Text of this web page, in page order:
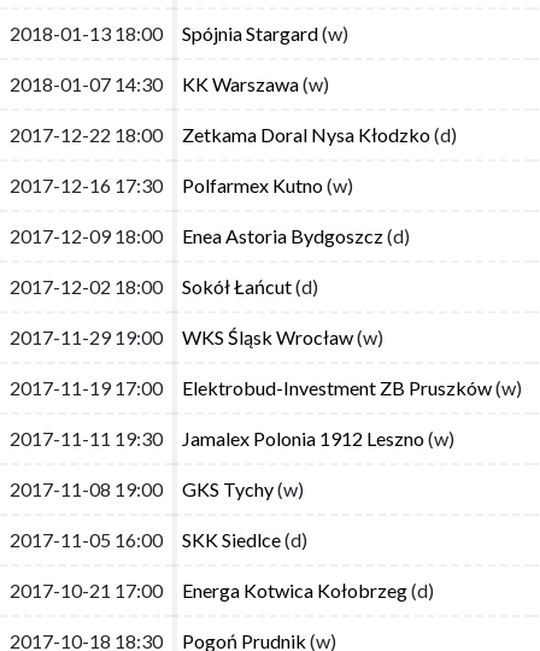
2018-01-13 18:00 Spójnia Stargard(w)
2018-01-07 14:30 KK Warszawa(w)
2017-12-22 18:00 Zetkama Doral Nysa Kłodzko(d)
2017-12-16 17:30 Polfarmex Kutno(w)
2017-12-09 18:00 Enea Astoria Bydgoszcz(d)
2017-12-02 18:00 Sokół Łańcut(d)
2017-11-29 19:00 WKS Śląsk Wrocław(w)
2017-11-19 17:00 Elektrobud-Investment ZB Pruszków(w)
2017-11-11 19:30 Jamalex Polonia 1912 Leszno(w)
2017-11-08 19:00 GKS Tychy(w)
2017-11-05 16:00 SKK Siedlce(d)
2017-10-21 17:00 Energa Kotwica Kołobrzeg(d)
2017-10-18 18:30 Pogoń Prudnik (w)
2018-01-13 18:00 Spójnia Stargard(w)
2018-01-07 14:30 KK Warszawa(w)
2017-12-22 18:00 Zetkama Doral Nysa Kłodzko(d)
2017-12-16 17:30 Polfarmex Kutno(w)
2017-12-09 18:00 Enea Astoria Bydgoszcz(d)
2017-12-02 18:00 Sokół Łańcut(d)
2017-11-29 19:00 WKS Śląsk Wrocław(w)
2017-11-19 17:00 Elektrobud-Investment ZB Pruszków(w)
2017-11-11 19:30 Jamalex Polonia 1912 Leszno(w)
2017-11-08 19:00 GKS Tychy(w)
2017-11-05 16:00 SKK Siedlce(d)
2017-10-21 17:00 Energa Kotwica Kołobrzeg(d)
2017-10-18 18:30 Pogoń Prudnik (w)